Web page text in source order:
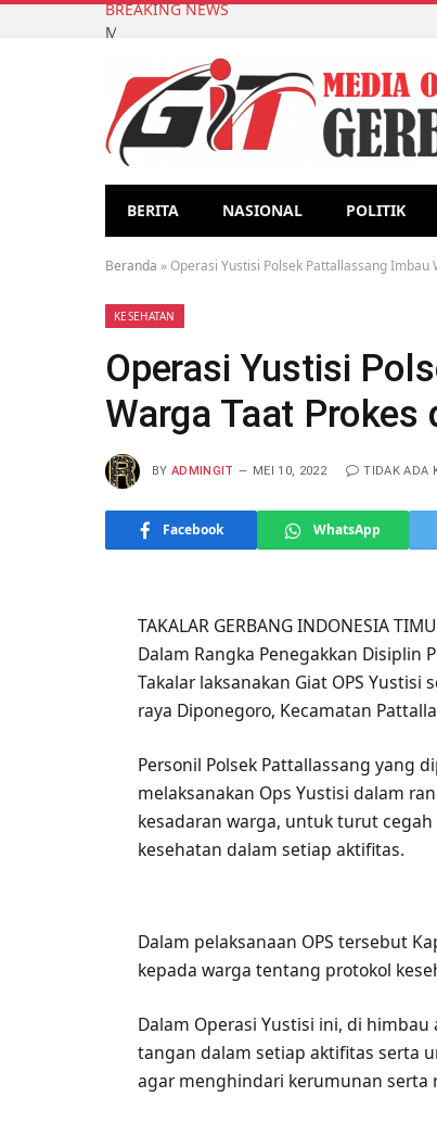
BREAKING NEWS
Mahasiswa KKN-T Unhas Gelombang 116
BERITA NASIONAL POLITIK
Beranda »Operasi Yustisi Polsek Pattallassang Imbau
KESEHATAN
Operasi Yustisi
Warga Taat Prokes
BY ADMINGIT MEI 10, 2022 TIDAK ADA
Facebook WhatsApp
TAKALAR GERBANG INDONESIA
Dalam Rangka Penegakkan Disiplin
Takalar laksanakan Giat OPS
raya Diponegoro, Kecamatan
Personil Polsek Pattallassang yang
melaksanakan Ops Yustisi dalam
kesadaran warga, untuk turut
kesehatan dalam setiap aktifitas.
Dalam pelaksanaan OPS tersebut
kepada warga tentang protokol
Dalam Operasi Yustisi ini, di
tangan dalam setiap aktifitas serta
agar menghindari kerumunan serta